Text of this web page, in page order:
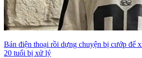
Bán điện thoại rồi dựng chuyện bị cướp để
20 tuổi bị xử lý